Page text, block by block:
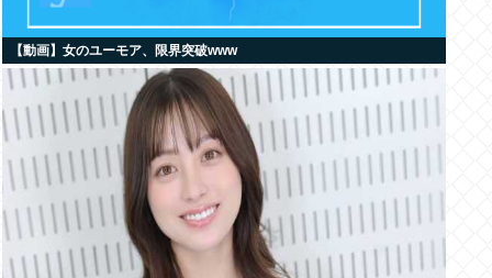
【動画】女のユーモア、限界突破www